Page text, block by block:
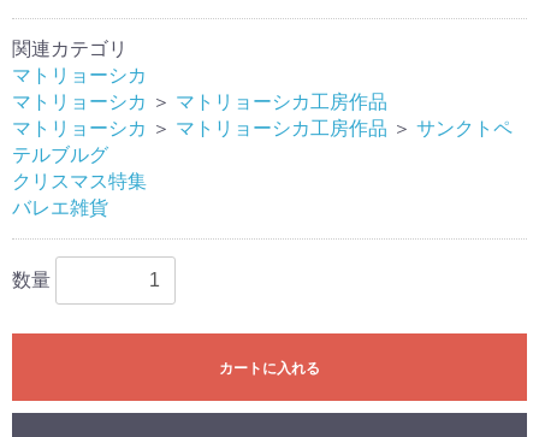
関連カテゴリ
マトリョーシカ
マトリョーシカ ＞ マトリョーシカ工房作品
マトリョーシカ ＞ マトリョーシカ工房作品 ＞ サンクトペ
テルブルグ
クリスマス特集
バレエ雑貨
数量
カートに入れる